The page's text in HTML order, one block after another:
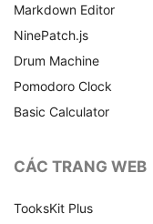
Markdown Editor
NinePatch.js
Drum Machine
Pomodoro Clock
Basic Calculator
CÁC TRANG WEB
TooksKit Plus